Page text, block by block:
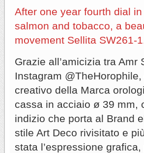
After one year fourth dial
salmon and tobacco, a
movement Sellita SW261-1.
Grazie all’amicizia tra
Instagram
creativo della Marca
cassa in acciaio ø 39 mm,
indizio che porta al Brand
stile Art Deco rivisitato e
stata l’espressione